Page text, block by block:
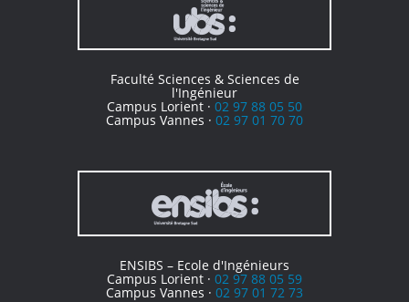
Faculté Sciences & Sciences de
l'Ingénieur
Campus Lorient · 02 97 88 05 50
Campus Vannes · 02 97 01 70 70
ENSIBS – Ecole d'Ingénieurs
Campus Lorient · 02 97 88 05 59
Campus Vannes · 02 97 01 72 73